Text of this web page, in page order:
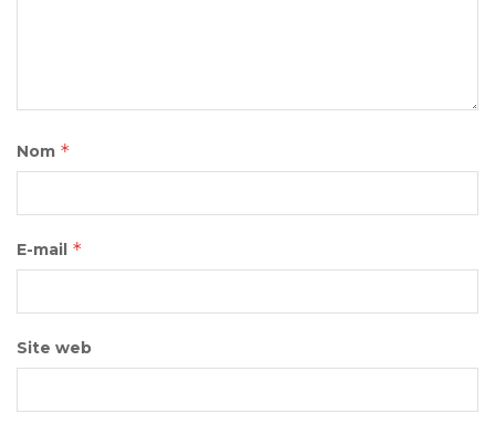
Nom *
E-mail *
Site web